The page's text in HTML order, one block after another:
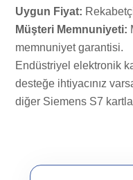
Uygun Fiyat:
Müşteri Memnuniyeti:
memnuniyet garantisi.
Endüstriyel elektronik
desteğe ihtiyacınız
diğer Siemens S7